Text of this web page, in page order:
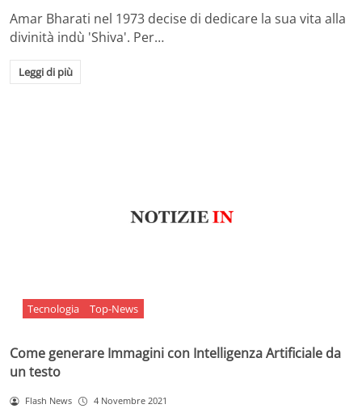
Amar Bharati nel 1973 decise di dedicare la sua vita alla
divinità indù 'Shiva'. Per…
Leggi di più
Tecnologia Top-News
Come generare Immagini con Intelligenza Artificiale da
un testo
Flash News 4 Novembre 2021